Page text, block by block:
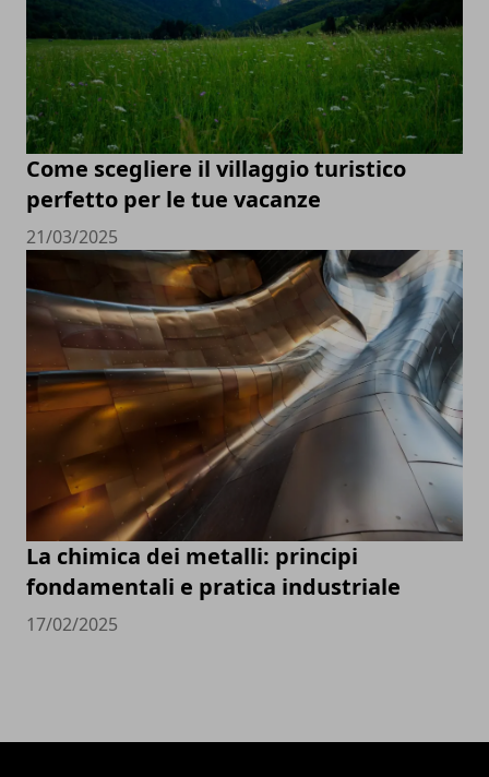
Come scegliere il villaggio turistico
perfetto per le tue vacanze
21/03/2025
La chimica dei metalli: principi
fondamentali e pratica industriale
17/02/2025